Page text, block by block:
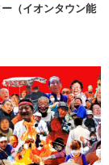
（イオンタウン能